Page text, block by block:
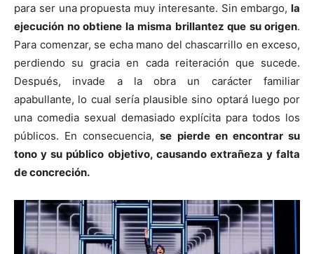
para ser una propuesta muy interesante. Sin embargo, la
ejecución no obtiene la misma brillantez que su origen.
Para comenzar, se echa mano del chascarrillo en exceso,
perdiendo su gracia en cada reiteración que sucede.
Después, invade a la obra un carácter familiar
apabullante, lo cual sería plausible sino optará luego por
una comedia sexual demasiado explícita para todos los
públicos. En consecuencia,se pierde en encontrar su
tono y su público objetivo, causando extrañeza y falta
de concreción.